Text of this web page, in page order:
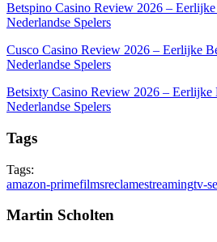
Betspino Casino Review 2026 –
Nederlandse Spelers
Cusco Casino Review 2026 – Eerlijke
Nederlandse Spelers
Betsixty Casino Review 2026 – Eerlijke
Nederlandse Spelers
Tags
Tags:
amazon-primefilmsreclamestreamingtv-
Martin Scholten